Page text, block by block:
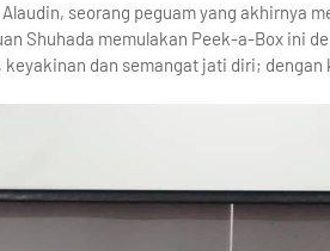
seorang peguam yang akhirnya
Shuhada memulakan Peek-a-Box ini
dan semangat jati diri; dengan